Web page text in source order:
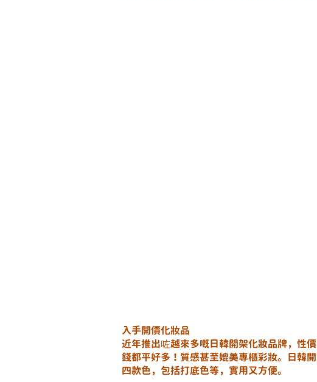
入手開價化妝品
近年推出咗越來多嘅日韓開架化妝品牌，性
錢都平好多！質感甚至媲美專櫃彩妝。日韓
四款色，包括打底色等，實用又方便。